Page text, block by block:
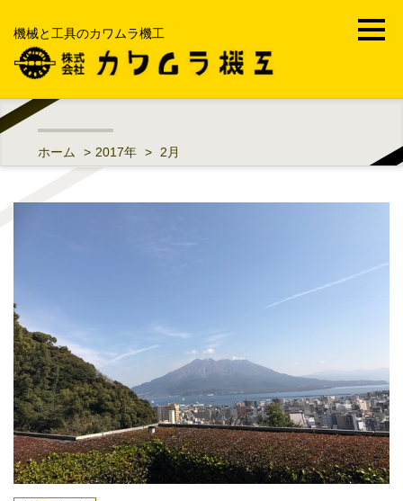
機械と工具のカワムラ機工
ホーム
会社案内
工場メンテナンス・修理工事
中古機械買取販売
セミナー・展示会
新着情報
ホーム > 2017年 > 2月